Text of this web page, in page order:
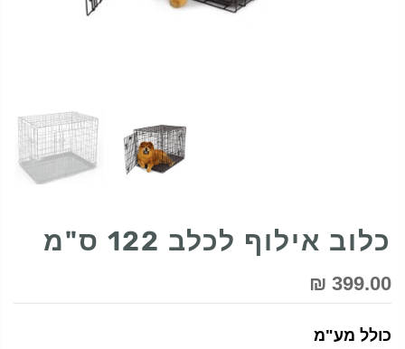
כלוב אילוף לכלב 122 ס"מ
399.00 ₪
כולל מע"מ